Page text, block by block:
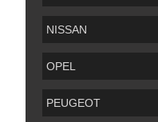
NISSAN
OPEL
PEUGEOT